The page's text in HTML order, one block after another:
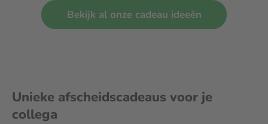
Bekijk al onze cadeau ideeën
Unieke afscheidscadeaus voor je
collega